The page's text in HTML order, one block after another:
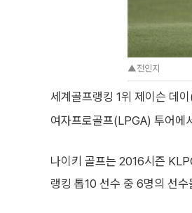
▲전인지
세계골프랭킹 1위 제이슨 데
여자프로골프(LPGA) 투어에
나이키 골프는 2016시즌
랭킹 톱10 선수 중 6명의 선